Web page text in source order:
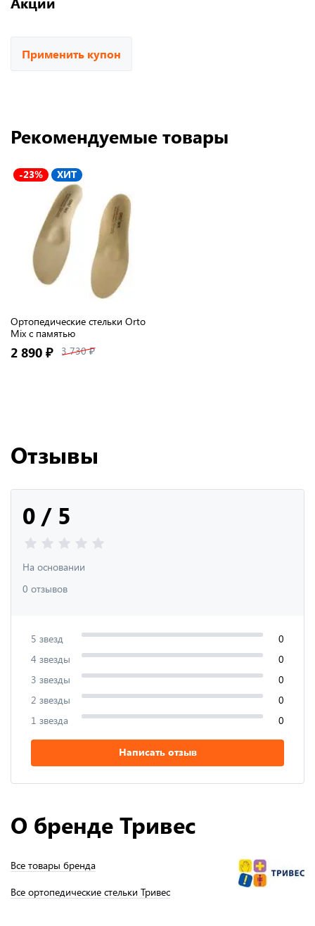
Применить купон
Рекомендуемые товары
-23% ХИТ
Ортопедические стельки Orto
Mix с памятью
2 890 ₽ 3 730 ₽
Отзывы
0 / 5
На основании
0 отзывов
5 звезд
0
4 звезды
0
3 звезды
0
2 звезды
0
1 звезда
0
Написать отзыв
О бренде Тривес
Все товары бренда
Все ортопедические стельки Тривес